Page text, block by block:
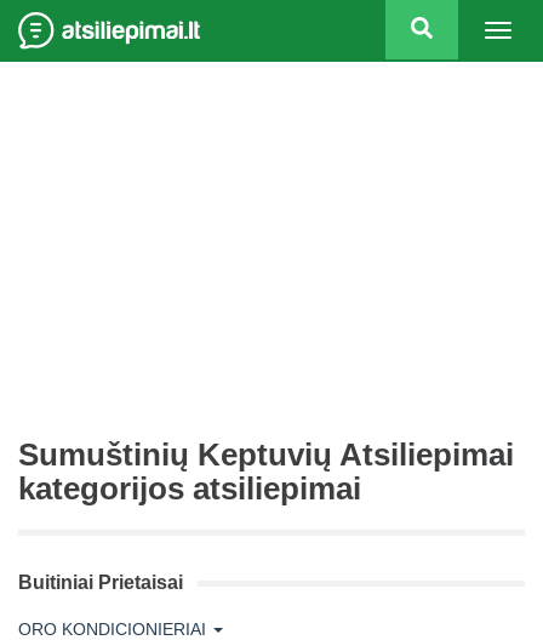
Sumuštinių Keptuvių Atsiliepimai
kategorijos atsiliepimai
Buitiniai Prietaisai
ORO KONDICIONIERIAI